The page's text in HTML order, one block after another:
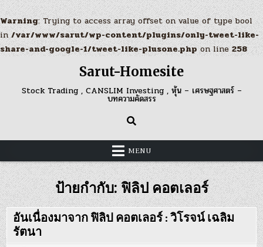
Warning: Trying to access array offset on value of type bool
in/var/www/sarut/wp-content/plugins/only-tweet-like-
share-and-google-1/tweet-like-plusone.phpon line258
content
Sarut-Homesite
Stock Trading , CANSLIM Investing , หุ้น – เศรษฐศาสตร์ –
บทความคัดสรร
MENU
ป้ายกำกับ:ฟิลิป คอตเลอร์
อันเนื่องมาจาก ฟิลิป คอตเลอร์ : วิโรจน์ เฉลิม
รัตนา